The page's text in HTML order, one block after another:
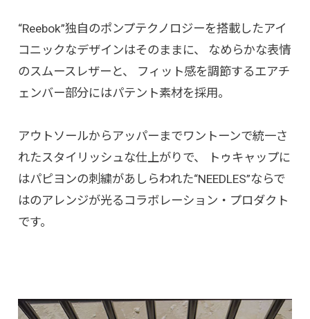
“Reebok”独自のポンプテクノロジーを搭載したアイ
コニックなデザインはそのままに、 なめらかな表情
のスムースレザーと、 フィット感を調節するエアチ
ェンバー部分にはパテント素材を採用。
アウトソールからアッパーまでワントーンで統一さ
れたスタイリッシュな仕上がりで、 トゥキャップに
はパピヨンの刺繍があしらわれた“NEEDLES”ならで
はのアレンジが光るコラボレーション・プロダクト
です。